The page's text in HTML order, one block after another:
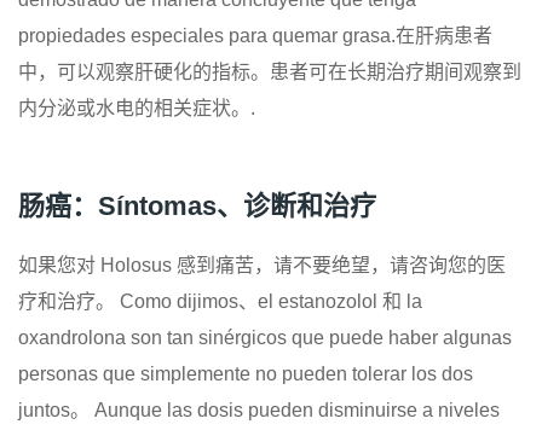
propiedades especiales para quemar grasa.在肝病患者
中，可以观察肝硬化的指标。患者可在长期治疗期间观察到
内分泌或水电的相关症状。.
肠癌：Síntomas、诊断和治疗
如果您对 Holosus 感到痛苦，请不要绝望，请咨询您的医
疗和治疗。 Como dijimos、el estanozolol 和 la
oxandrolona son tan sinérgicos que puede haber algunas
personas que simplemente no pueden tolerar los dos
juntos。 Aunque las dosis pueden disminuirse a niveles